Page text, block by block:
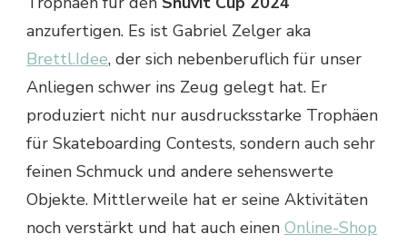
anzufertigen. Es ist Gabriel Zelger aka
Brettl.Idee, der sich nebenberuflich für unser
Anliegen schwer ins Zeug gelegt hat. Er
produziert nicht nur ausdrucksstarke Trophäen
für Skateboarding Contests, sondern auch sehr
feinen Schmuck und andere sehenswerte
Objekte. Mittlerweile hat er seine Aktivitäten
noch verstärkt und hat auch einen Online-Shop